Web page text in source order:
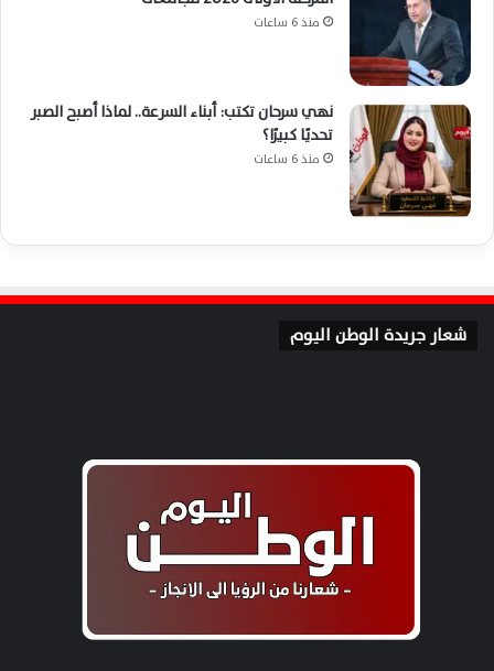
منذ 6 ساعات
نهي سرحان تكتب: أبناء السرعة.. لماذا أصبح الصبر
تحديًا كبيرًا؟
منذ 6 ساعات
شعار جريدة الوطن اليوم